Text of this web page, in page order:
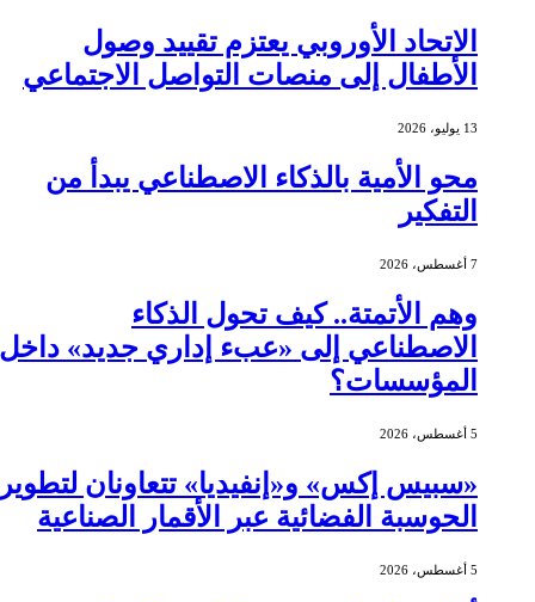
الاتحاد الأوروبي يعتزم تقييد وصول
الأطفال إلى منصات التواصل الاجتماعي
13 يوليو، 2026
محو الأمية بالذكاء الاصطناعي يبدأ من
التفكير
7 أغسطس، 2026
وهم الأتمتة.. كيف تحول الذكاء
الاصطناعي إلى «عبء إداري جديد» داخل
المؤسسات؟
5 أغسطس، 2026
«سبيس إكس» و«إنفيديا» تتعاونان لتطوير
الحوسبة الفضائية عبر الأقمار الصناعية
5 أغسطس، 2026